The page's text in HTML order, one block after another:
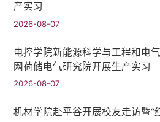
产实习
2026-08-07
电控学院新能源科学与工程和电
网荷储电气研究院开展生产实习
2026-08-07
机材学院赴平谷开展校友走访暨“